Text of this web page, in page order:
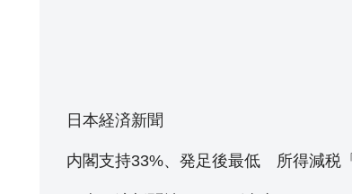
日本経済新聞
内閣支持33%、発足後最低 所得減税